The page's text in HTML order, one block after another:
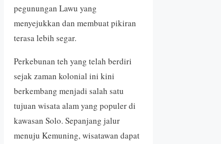
pegunungan Lawu yang
menyejukkan dan membuat pikiran
terasa lebih segar.
Perkebunan teh yang telah berdiri
sejak zaman kolonial ini kini
berkembang menjadi salah satu
tujuan wisata alam yang populer di
kawasan Solo. Sepanjang jalur
menuju Kemuning, wisatawan dapat